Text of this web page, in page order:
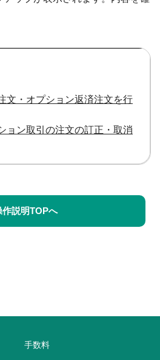
文・オプション返済注文を行
ョン取引の注文の訂正・取消
作説明TOPへ
手数料